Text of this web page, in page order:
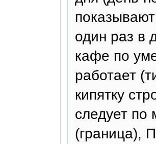
один раз в
кафе по
работает
кипятку
следует по
(граница),